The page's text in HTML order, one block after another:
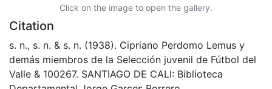
Click on the image to open the gallery.
Citation
s. n., s. n. & s. n. (1938). Cipriano Perdomo Lemus y
demás miembros de la Selección juvenil de Fútbol del
Valle & 100267. SANTIAGO DE CALI: Biblioteca